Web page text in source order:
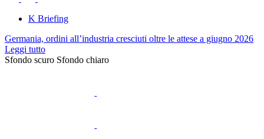
K Briefing
Germania, ordini all’industria cresciuti oltre le attese a giugno 2026
Leggi tutto
Sfondo scuro Sfondo chiaro